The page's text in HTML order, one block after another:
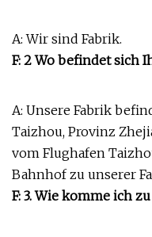
A: Wir sind Fabrik.
F: 2 Wo befindet sich
A: Unsere Fabrik
Taizhou, Provinz
vom Flughafen
Bahnhof zu unserer
F: 3. Wie komme ich